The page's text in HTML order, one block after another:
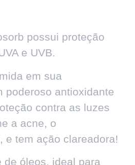
possui proteção
e UVB.
em sua
poderoso antioxidante
contra as luzes
a acne, o
e tem ação clareadora!
de óleos, ideal para